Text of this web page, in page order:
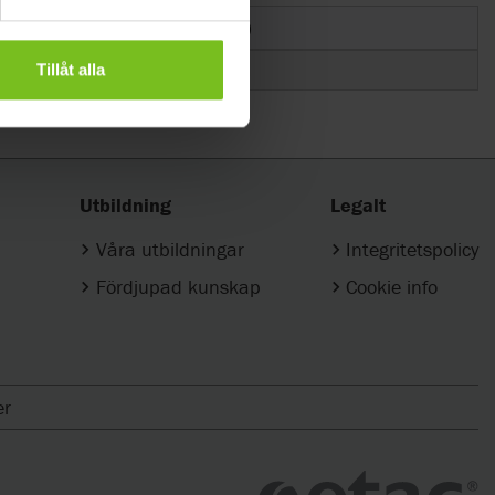
Tillåt alla
Vikt (kg)
Utbildning
Våra utbildningar
Fördjupad kunskap
Legalt
Integritetspolicy
Cookie info